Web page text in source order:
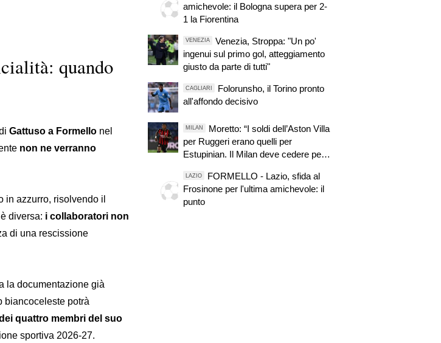
quando
Gattuso a Formello nel
non ne verranno
in azzurro, risolvendo il
diversa: i collaboratori non
di una rescissione
la documentazione già
biancoceleste potrà
quattro membri del suo
sportiva 2026-27.
amichevole: il Bologna supera per 2-
1 la Fiorentina
VENEZIA
Venezia, Stroppa: "Un po'
ingenui sul primo gol, atteggiamento
giusto da parte di tutti"
CAGLIARI
Folorunsho, il Torino pronto
all'affondo decisivo
MILAN
Moretto: “I soldi dell’Aston Villa
per Ruggeri erano quelli per
Estupinian. Il Milan deve cedere per
LAZIO
FORMELLO - Lazio, sfida al
Frosinone per l'ultima amichevole: il
punto